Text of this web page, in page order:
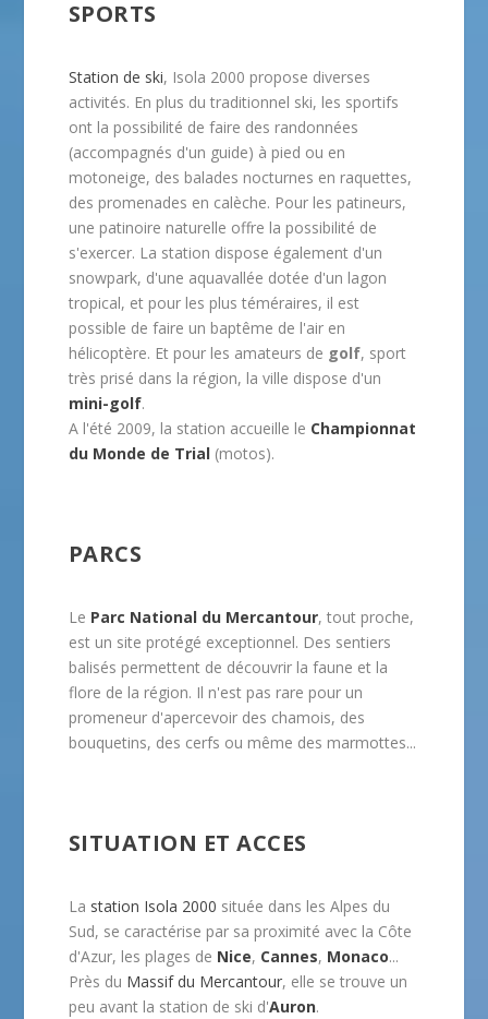
SPORTS
Station de ski, Isola 2000 propose diverses
activités. En plus du traditionnel ski, les sportifs
ont la possibilité de faire des randonnées
(accompagnés d'un guide) à pied ou en
motoneige, des balades nocturnes en raquettes,
des promenades en calèche. Pour les patineurs,
une patinoire naturelle offre la possibilité de
s'exercer. La station dispose également d'un
snowpark, d'une aquavallée dotée d'un lagon
tropical, et pour les plus téméraires, il est
possible de faire un baptême de l'air en
hélicoptère. Et pour les amateurs de golf, sport
très prisé dans la région, la ville dispose d'un
mini-golf.
A l'été 2009, la station accueille le Championnat
du Monde de Trial(motos).
PARCS
Le Parc National du Mercantour, tout proche,
est un site protégé exceptionnel. Des sentiers
balisés permettent de découvrir la faune et la
flore de la région. Il n'est pas rare pour un
promeneur d'apercevoir des chamois, des
bouquetins, des cerfs ou même des marmottes...
SITUATION ET ACCES
La station Isola 2000 située dans les Alpes du
Sud, se caractérise par sa proximité avec la Côte
d'Azur, les plages de Nice, Cannes, Monaco...
Près du Massif du Mercantour, elle se trouve un
peu avant la station de ski d'Auron.